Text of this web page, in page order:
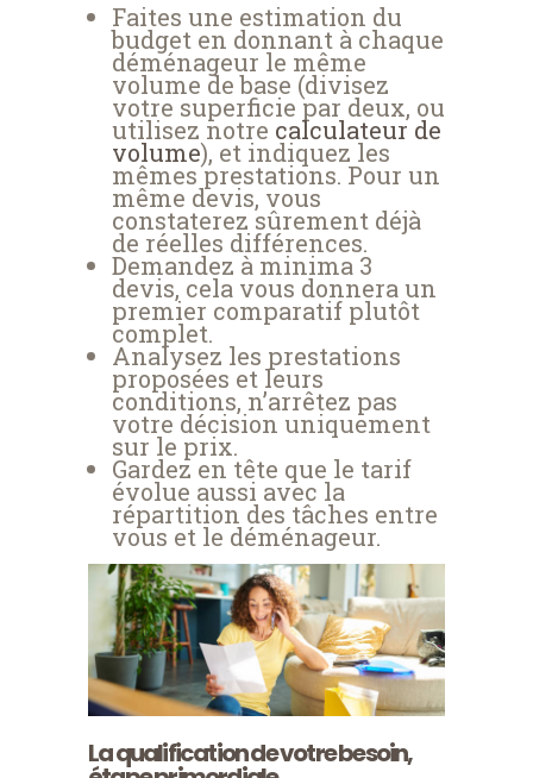
Faites une estimation du
budget en donnant à chaque
déménageur le même
volume de base (divisez
votre superficie par deux, ou
utilisez notre calculateur de
volume), et indiquez les
mêmes prestations. Pour un
même devis, vous
constaterez sûrement déjà
de réelles différences.
Demandez à minima 3
devis, cela vous donnera un
premier comparatif plutôt
complet.
Analysez les prestations
proposées et leurs
conditions, n’arrêtez pas
votre décision uniquement
sur le prix.
Gardez en tête que le tarif
évolue aussi avec la
répartition des tâches entre
vous et le déménageur.
La qualification de votre besoin,